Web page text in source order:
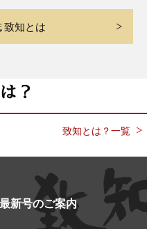
致知とは
？
致知とは？一覧
最新号のご案内